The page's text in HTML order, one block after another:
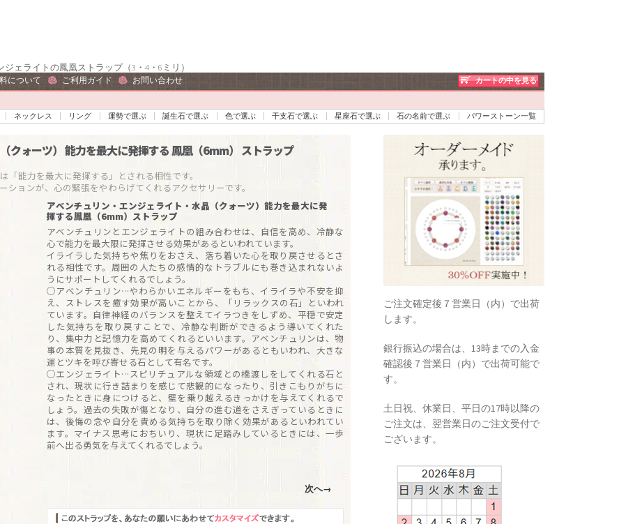
ェライトの鳳凰ストラップ（3・4・6ミリ）
について ご利用ガイド お問い合わせ カートの中を見る
ネックレス リング 運勢で選ぶ 誕生石で選ぶ 色で選ぶ 干支石で選ぶ 星座石で選ぶ 石の名前で選ぶ パワーストーン一覧
クォーツ） 能力を最大に発揮する 鳳凰（6mm） ストラップ
能力を最大に発揮する」とされる相性です。
アベンチュリン・エンジェライト・水晶（クォーツ）能力を最大に発
揮する鳳凰（6mm）ストラップ
アベンチュリンとエンジェライトの組み合わせは、自信を高め、冷静な
心で能力を最大限に発揮させる効果があるといわれています。
イライラした気持ちや焦りをおさえ、落ち着いた心を取り戻させるとさ
れる相性です。周囲の人たちの感情的なトラブルにも巻き込まれないよ
うにサポートしてくれるでしょう。
○アベンチュリン…やわらかいエネルギーをもち、イライラや不安を抑
え、ストレスを癒す効果が高いことから、「リラックスの石」といわれ
ています。自律神経のバランスを整えてイラつきをしずめ、平穏で安定
した気持ちを取り戻すことで、冷静な判断ができるよう導いてくれた
り、集中力と記憶力を高めてくれるといいます。アベンチュリンは、物
事の本質を見抜き、先見の明を与えるパワーがあるともいわれ、大きな
運とツキを呼び寄せる石として有名です。
○エンジェライト…スピリチュアルな領域との橋渡しをしてくれる石と
され、現状に行き詰まりを感じて悲観的になったり、引きこもりがちに
なったときに身につけると、壁を乗り越えるきっかけを与えてくれるで
しょう。過去の失敗が傷となり、自分の進む道をさえぎっているときに
は、後悔の念や自分を責める気持ちを取り除く効果があるといわれてい
ます。マイナス思考におちいり、現状に足踏みしているときには、一歩
前へ出る勇気を与えてくれるでしょう。
次へ→
ご注文確定後７営業日（内）で出荷
します。
銀行振込の場合は、13時までの入金
確認後７営業日（内）で出荷可能で
す。
土日祝、休業日、平日の17時以降の
ご注文は、翌営業日のご注文受付で
ございます。